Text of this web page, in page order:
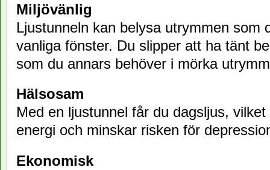
Miljövänlig
Ljustunneln kan belysa utrymmen som
vanliga fönster. Du slipper att ha tänt
som du annars behöver i mörka
Hälsosam
Med en ljustunnel får du dagsljus,
energi och minskar risken för
Ekonomisk